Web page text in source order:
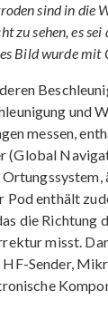
sind in die
zu sehen, es
Bild wurde mit
und
messen,
(Global
Pod enthält
die Richtung
misst.
HF-Sender,